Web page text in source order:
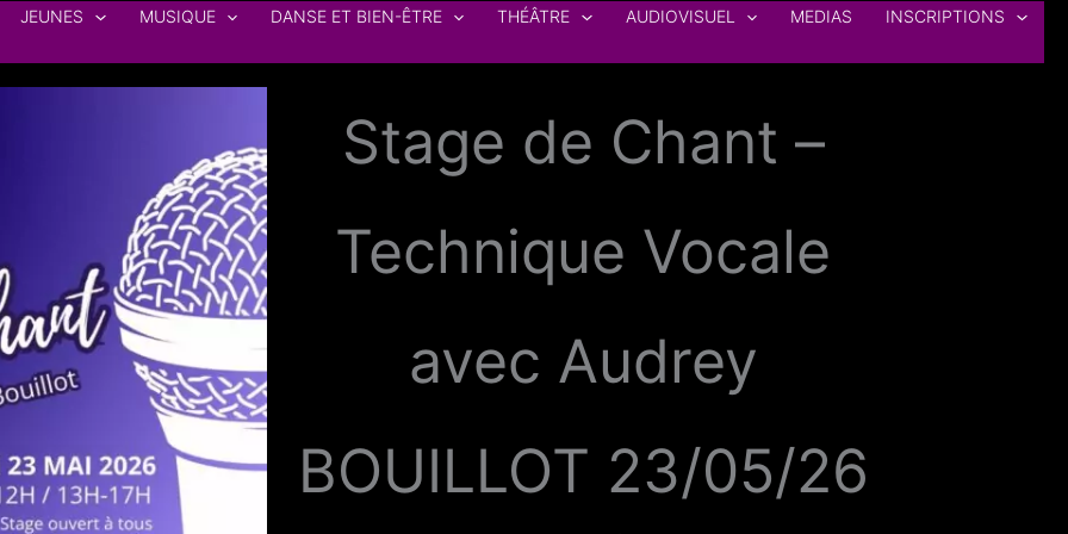
JEUNES MUSIQUE DANSE ET BIEN-ÊTRE THÉÂTRE AUDIOVISUEL MEDIAS
INSCRIPTIONS
Stage de Chant –
Technique Vocale
avec Audrey
BOUILLOT 23/05/26